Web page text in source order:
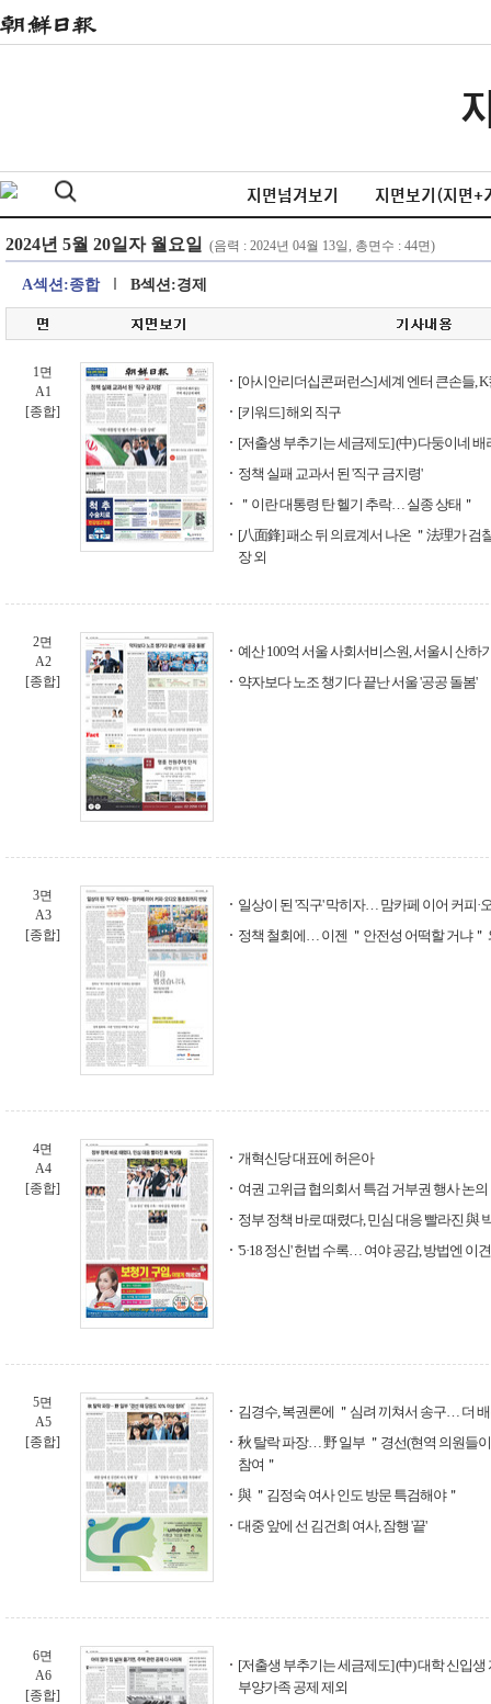
지면넘겨보기 지면보기(지면+
A섹션:종합 B섹션:경제
1면
A1
[종합]
[아시안리더십콘퍼런스] 세계 엔터 큰손들,
[키워드] 해외 직구
[저출생 부추기는 세금제도] (中) 다둥이네
정책 실패 교과서 된 '직구 금지령'
＂이란 대통령 탄 헬기 추락… 실종 상태＂
[八面鋒] 패소 뒤 의료계서 나온 ＂法理가 검
장 외
2면
A2
[종합]
예산 100억 서울 사회서비스원, 서울시 산하
약자보다 노조 챙기다 끝난 서울 '공공 돌봄'
3면
A3
[종합]
일상이 된 '직구' 막히자… 맘카페 이어 커피·
정책 철회에… 이젠 ＂안전성 어떡할 거냐＂
4면
A4
[종합]
개혁신당 대표에 허은아
여권 고위급 협의회서 특검 거부권 행사 논의
정부 정책 바로 때렸다, 민심 대응 빨라진 與
'5·18 정신' 헌법 수록… 여야 공감, 방법엔 이견
5면
A5
[종합]
김경수, 복권론에 ＂심려 끼쳐서 송구… 더
秋 탈락 파장… 野 일부 ＂경선(현역 의원들
참여＂
與 ＂김정숙 여사 인도 방문 특검해야＂
대중 앞에 선 김건희 여사, 잠행 '끝'
6면
A6
[종합]
[저출생 부추기는 세금제도] (中) 대학 신입
부양가족 공제 제외